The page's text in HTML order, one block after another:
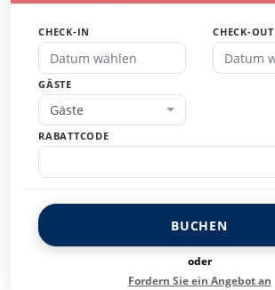
CHECK-IN CHECK-OUT
GÄSTE
Gäste
RABATTCODE
BUCHEN
oder
Fordern Sie ein Angebot an